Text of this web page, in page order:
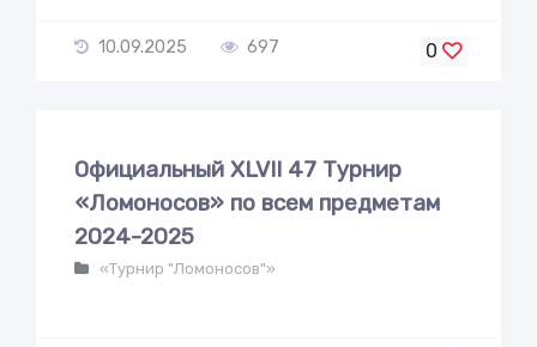
10.09.2025 697 0
Официальный XLVII 47 Турнир
«Ломоносов» по всем предметам
2024-2025
«Турнир "Ломоносов"»